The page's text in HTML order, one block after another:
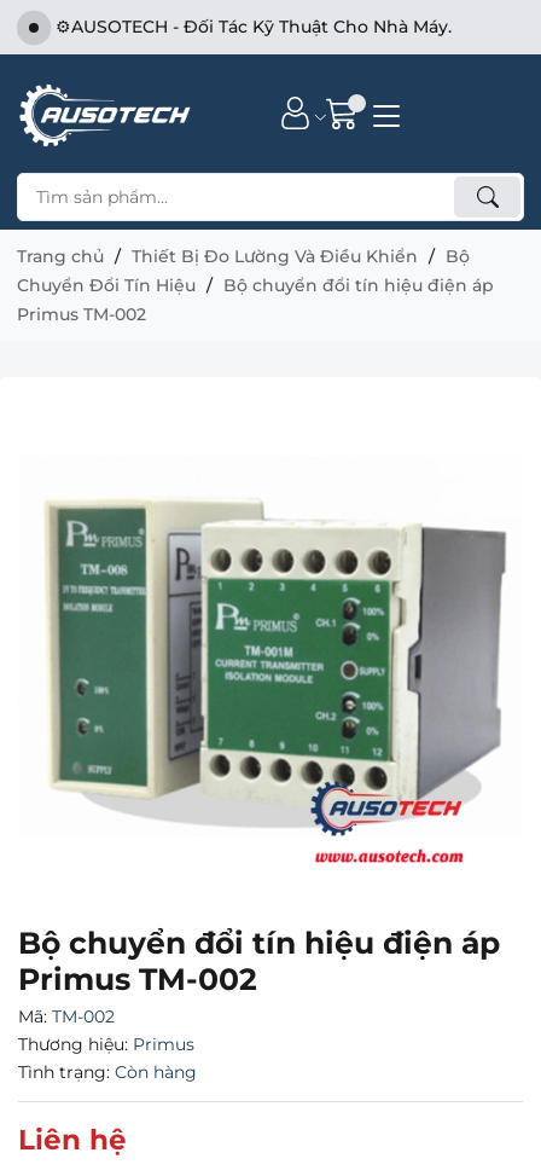
⚙️AUSOTECH - Đối Tác Kỹ Thuật Cho Nhà Máy.
Trang chủ Thiết Bị Đo Lường Và Điều Khiển
Bộ
Chuyển Đổi Tín Hiệu
Bộ chuyển đổi tín hiệu điện áp
Primus TM-002
Bộ chuyển đổi tín hiệu điện áp
Primus TM-002
Mã: TM-002
Thương hiệu: Primus
Tình trạng: Còn hàng
Liên hệ